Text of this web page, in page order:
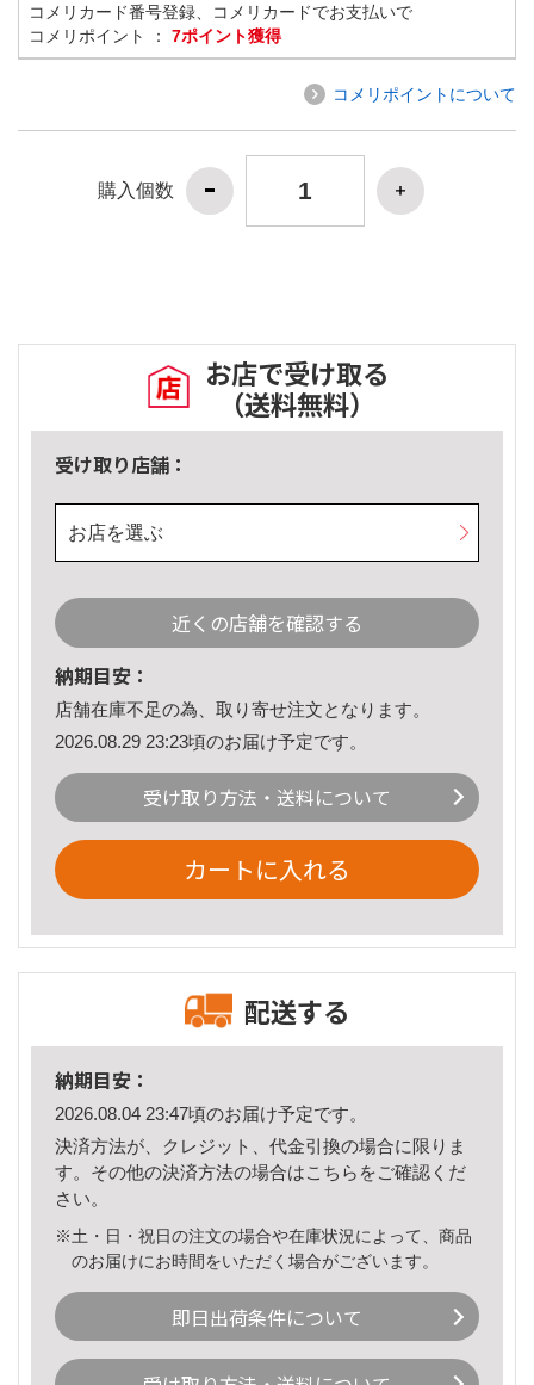
コメリカード番号登録、コメリカードでお支払いで
コメリポイント ： 7ポイント獲得
コメリポイントについて
購入個数
お店で受け取る
（送料無料）
受け取り店舗：
お店を選ぶ
近くの店舗を確認する
納期目安：
店舗在庫不足の為、取り寄せ注文となります。
2026.08.29 23:23頃のお届け予定です。
受け取り方法・送料について
カートに入れる
配送する
納期目安：
2026.08.04 23:47頃のお届け予定です。
決済方法が、クレジット、代金引換の場合に限りま
す。その他の決済方法の場合はこちら をご確認くだ
さい。
※土・日・祝日の注文の場合や在庫状況によって、商品
のお届けにお時間をいただく場合がございます。
即日出荷条件について